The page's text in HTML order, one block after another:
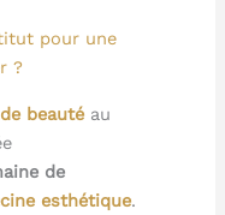
pour une
?
beauté au
de
esthétique.